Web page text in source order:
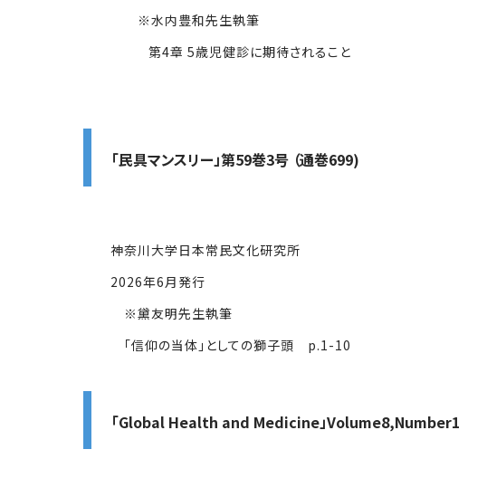
※水内豊和先生執筆
第4章 5歳児健診に期待されること
「民具マンスリー」第59巻3号 （通巻699)
神奈川大学日本常民文化研究所
2026年6月発行
※黛友明先生執筆
「信仰の当体」としての獅子頭 p.1-10
「Global Health and Medicine」Volume8,Number1